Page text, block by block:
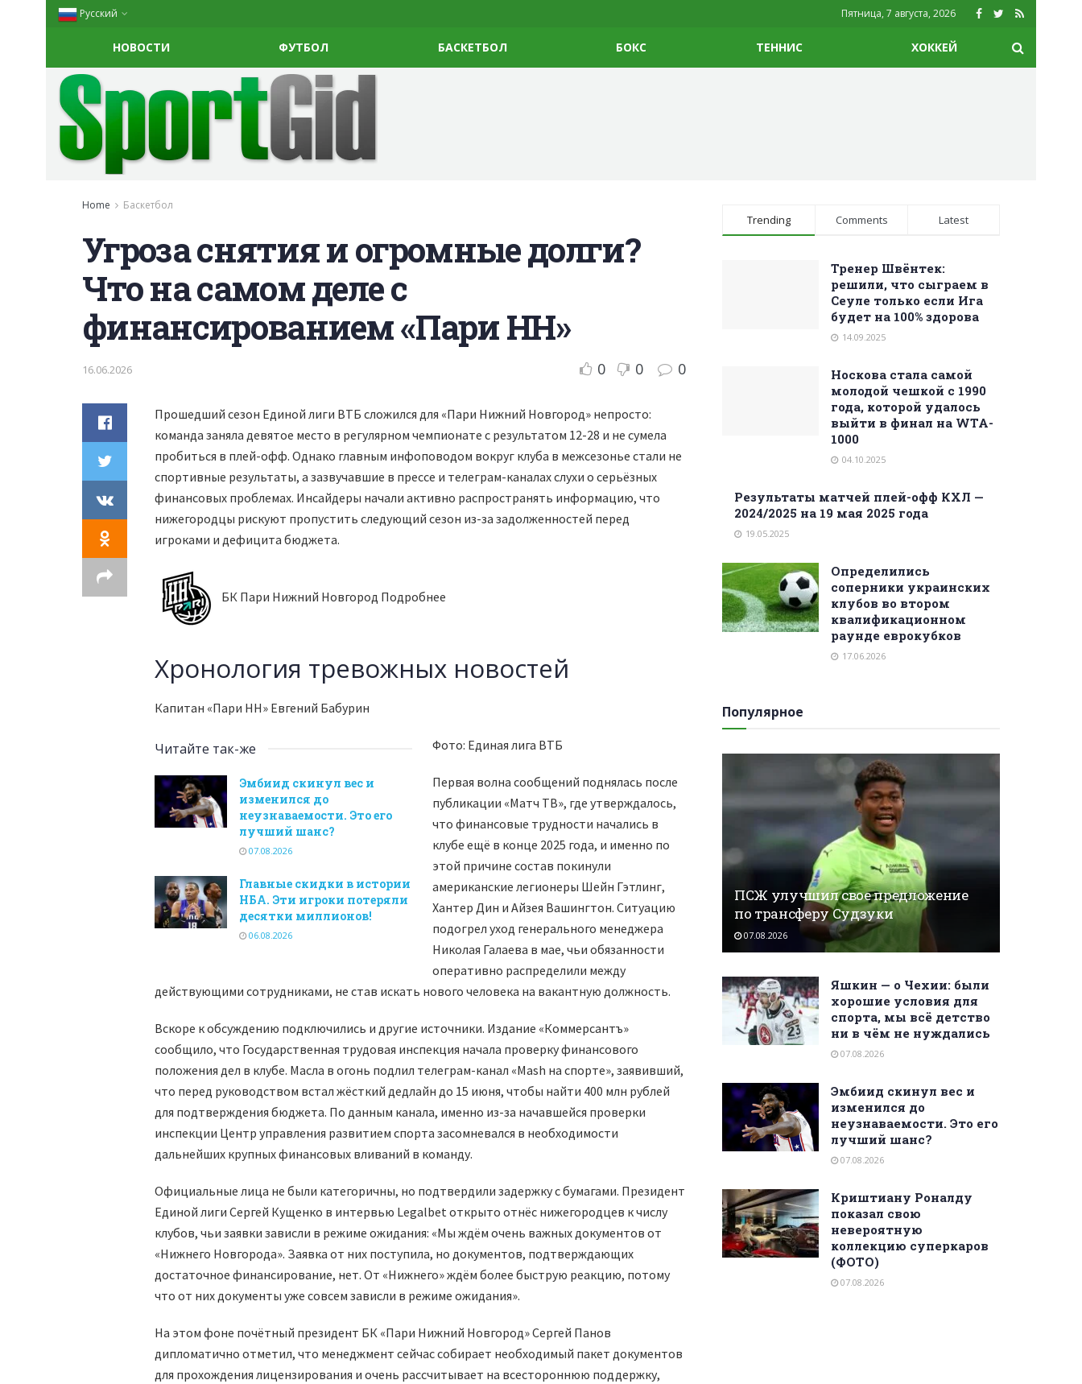
Русский Пятница, 7 августа, 2026
НОВОСТИ ФУТБОЛ БАСКЕТБОЛ БОКС ТЕННИС ХОККЕЙ
Home Баскетбол
Угроза снятия и огромные долги?
Что на самом деле с
финансированием «Пари НН»
16.06.2026 0 0 0
Прошедший сезон Единой лиги ВТБ сложился для «Пари Нижний Новгород» непросто:
команда заняла девятое место в регулярном чемпионате с результатом 12-28 и не сумела
пробиться в плей-офф. Однако главным инфоповодом вокруг клуба в межсезонье стали не
спортивные результаты, а зазвучавшие в прессе и телеграм-каналах слухи о серьёзных
финансовых проблемах. Инсайдеры начали активно распространять информацию, что
нижегородцы рискуют пропустить следующий сезон из-за задолженностей перед
игроками и дефицита бюджета.
БК Пари Нижний Новгород Подробнее
Хронология тревожных новостей
Капитан «Пари НН» Евгений Бабурин
Читайте так-же
Эмбиид скинул вес и
изменился до
неузнаваемости. Это его
лучший шанс?
07.08.2026
Главные скидки в истории
НБА. Эти игроки потеряли
десятки миллионов!
06.08.2026
Фото: Единая лига ВТБ
Первая волна сообщений поднялась после
публикации «Матч ТВ», где утверждалось,
что финансовые трудности начались в
клубе ещё в конце 2025 года, и именно по
этой причине состав покинули
американские легионеры Шейн Гэтлинг,
Хантер Дин и Айзея Вашингтон. Ситуацию
подогрел уход генерального менеджера
Николая Галаева в мае, чьи обязанности
оперативно распределили между
действующими сотрудниками, не став искать нового человека на вакантную должность.
Вскоре к обсуждению подключились и другие источники. Издание «Коммерсантъ»
сообщило, что Государственная трудовая инспекция начала проверку финансового
положения дел в клубе. Масла в огонь подлил телеграм-канал «Mash на спорте», заявивший,
что перед руководством встал жёсткий дедлайн до 15 июня, чтобы найти 400 млн рублей
для подтверждения бюджета. По данным канала, именно из-за начавшейся проверки
инспекции Центр управления развитием спорта засомневался в необходимости
дальнейших крупных финансовых вливаний в команду.
Официальные лица не были категоричны, но подтвердили задержку с бумагами. Президент
Единой лиги Сергей Кущенко в интервью Legalbet открыто отнёс нижегородцев к числу
клубов, чьи заявки зависли в режиме ожидания: «Мы ждём очень важных документов от
«Нижнего Новгорода». Заявка от них поступила, но документов, подтверждающих
достаточное финансирование, нет. От «Нижнего» ждём более быструю реакцию, потому
что от них документы уже совсем зависли в режиме ожидания».
На этом фоне почётный президент БК «Пари Нижний Новгород» Сергей Панов
дипломатично отметил, что менеджмент сейчас собирает необходимый пакет документов
для прохождения лицензирования и очень рассчитывает на всестороннюю поддержку,
Trending Comments Latest
Тренер Швёнтек:
решили, что сыграем в
Сеуле только если Ига
будет на 100% здорова
14.09.2025
Носкова стала самой
молодой чешкой с 1990
года, которой удалось
выйти в финал на WTA-
1000
04.10.2025
Результаты матчей плей-офф КХЛ —
2024/2025 на 19 мая 2025 года
19.05.2025
Определились
соперники украинских
клубов во втором
квалификационном
раунде еврокубков
17.06.2026
Популярное
ПСЖ улучшил свое предложение
по трансферу Судзуки
07.08.2026
Яшкин — о Чехии: были
хорошие условия для
спорта, мы всё детство
ни в чём не нуждались
07.08.2026
Эмбиид скинул вес и
изменился до
неузнаваемости. Это его
лучший шанс?
07.08.2026
Криштиану Роналду
показал свою
невероятную
коллекцию суперкаров
(ФОТО)
07.08.2026